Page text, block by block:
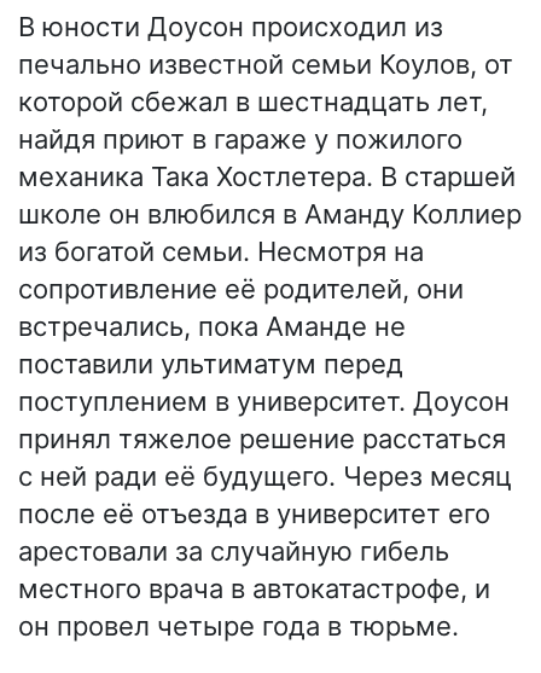
В юности Доусон происходил из
печально известной семьи Коулов, от
которой сбежал в шестнадцать лет,
найдя приют в гараже у пожилого
механика Така Хостлетера. В старшей
школе он влюбился в Аманду Коллиер
из богатой семьи. Несмотря на
сопротивление её родителей, они
встречались, пока Аманде не
поставили ультиматум перед
поступлением в университет. Доусон
принял тяжелое решение расстаться
с ней ради её будущего. Через месяц
после её отъезда в университет его
арестовали за случайную гибель
местного врача в автокатастрофе, и
он провел четыре года в тюрьме.